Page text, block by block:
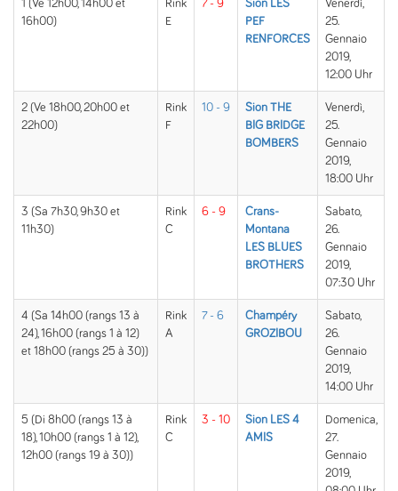
1 (Ve 12h00, 14h00 et
16h00)
Rink
E
7 - 9
Sion LES
PEF
RENFORCES
Venerdì,
25.
Gennaio
2019,
12:00 Uhr
2 (Ve 18h00, 20h00 et
22h00)
Rink
F
10 - 9
Sion THE
BIG BRIDGE
BOMBERS
Venerdì,
25.
Gennaio
2019,
18:00 Uhr
3 (Sa 7h30, 9h30 et
11h30)
Rink
C
6 - 9
Crans-
Montana
LES BLUES
BROTHERS
Sabato,
26.
Gennaio
2019,
07:30 Uhr
4 (Sa 14h00 (rangs 13 à
24), 16h00 (rangs 1 à 12)
et 18h00 (rangs 25 à 30))
Rink
A
7 - 6
Champéry
GROZIBOU
Sabato,
26.
Gennaio
2019,
14:00 Uhr
5 (Di 8h00 (rangs 13 à
18), 10h00 (rangs 1 à 12),
12h00 (rangs 19 à 30))
Rink
C
3 - 10
Sion LES 4
AMIS
Domenica,
27.
Gennaio
2019,